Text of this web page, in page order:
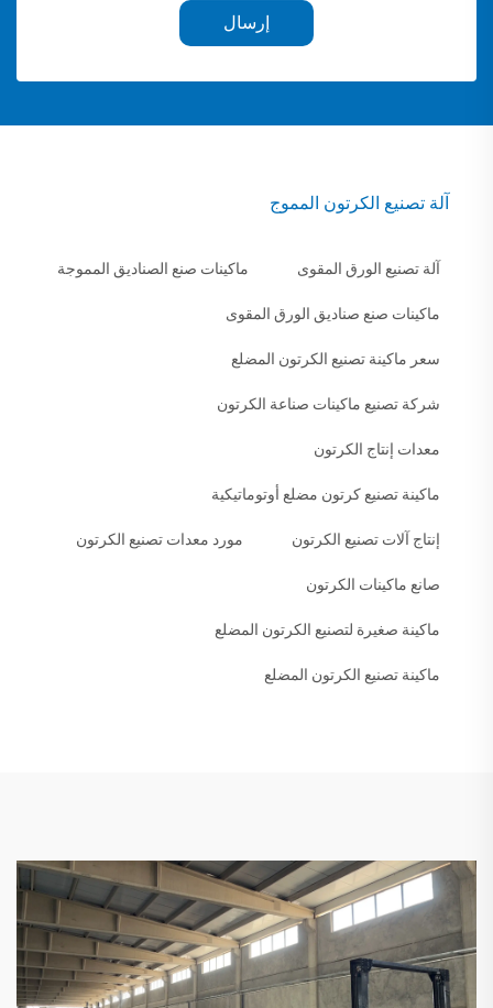
إرسال
آلة تصنيع الكرتون المموج
آلة تصنيع الورق المقوى ماكينات صنع الصناديق المموجة
ماكينات صنع صناديق الورق المقوى
سعر ماكينة تصنيع الكرتون المضلع
شركة تصنيع ماكينات صناعة الكرتون
معدات إنتاج الكرتون
ماكينة تصنيع كرتون مضلع أوتوماتيكية
إنتاج آلات تصنيع الكرتون مورد معدات تصنيع الكرتون
صانع ماكينات الكرتون
ماكينة صغيرة لتصنيع الكرتون المضلع
ماكينة تصنيع الكرتون المضلع